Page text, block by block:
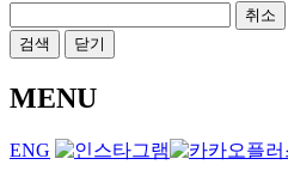
취소
검색
닫기
MENU
ENG